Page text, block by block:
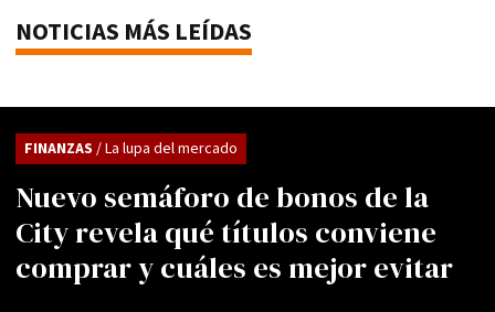
NOTICIAS MÁS LEÍDAS
Nuevo semáforo de bonos de la
City revela qué títulos conviene
comprar y cuáles es mejor evitar
FINANZAS / La lupa del mercado